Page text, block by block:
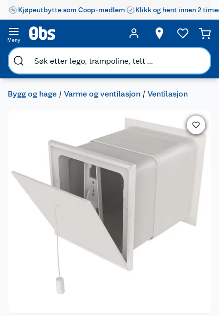
Kjøpeutbytte som Coop-medlem Klikk og hent innen 2
Meny
Bygg og hage Varme og ventilasjon Ventilasjon